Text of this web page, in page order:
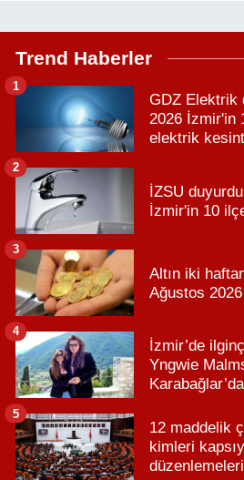
Trend Haberler
GDZ Elektrik
2026 İzmir'in
elektrik
1
İZSU
İzmir'in 10
2
Altın iki
Ağustos 2026
3
İzmir’de
Yngwie
4
12 maddelik
kimleri
5